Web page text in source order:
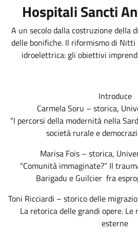
Hospitali Sancti
A un secolo dalla costruzione della
delle bonifiche. Il riformismo di Nitti
idroelettrica: gli obiettivi
Introduce
Carmela Soru – storica,
“I percorsi della modernità nella
società rurale e
Marisa Fois – storica,
“Comunità immaginate?” Il
Barigadu e Guilcier fra
Toni Ricciardi – storico delle
La retorica delle grandi opere.
esterne